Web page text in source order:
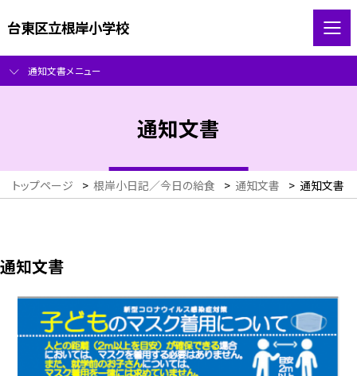
台東区立根岸小学校
通知文書メニュー
通知文書
トップページ > 根岸小日記／今日の給食 > 通知文書 > 通知文書
通知文書